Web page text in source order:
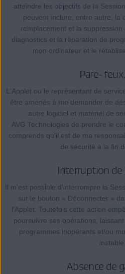
atteindre les objectifs de la
peuvent inclure, entre autre, la
remplacement et la
diagnostics et la réparation de
mon ordinateur et le
Pare-
L'Applet ou le représentant de
être amenés à me demander de
autre logiciel et matériel de
AVG Technologies de prendre le
comprends qu'il est de ma
de sécurité à la fin
Interruption de
Il m'est possible d'interrompre la
sur le bouton « Déconnecter »
l'Applet. Toutefois cette action
poursuivre ses opérations,
programmes inopérants et/ou
instable.
Absence de